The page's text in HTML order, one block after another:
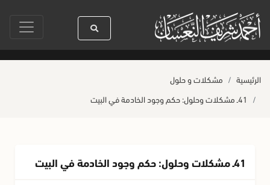
سيدنا رسول الله ﷺ كله رحمة صلاة آخر أربعاء من صفر حياة القلوب
الرئيسية
مشكلات و حلول
41ـ مشكلات وحلول: حكم وجود الخادمة في البيت
41ـ مشكلات وحلول: حكم وجود الخادمة في البيت